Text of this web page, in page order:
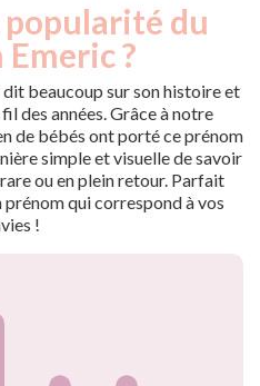
du
?
dit beaucoup sur son histoire et
des années. Grâce à notre
de bébés ont porté ce prénom
simple et visuelle de savoir
ou en plein retour. Parfait
qui correspond à vos
!